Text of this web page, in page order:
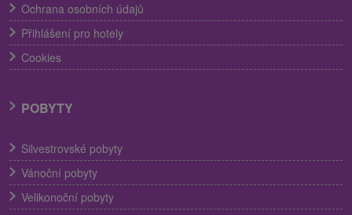
Ochrana osobních údajů
Přihlášení pro hotely
Cookies
POBYTY
Silvestrovské pobyty
Vánoční pobyty
Velikonoční pobyty